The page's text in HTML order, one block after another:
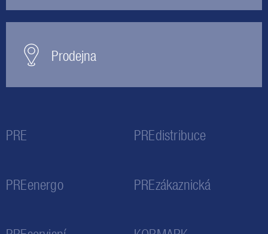
Prodejna
PRE PREdistribuce
PREenergo PREzákaznická